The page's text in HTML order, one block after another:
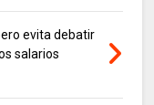
evita debatir
salarios